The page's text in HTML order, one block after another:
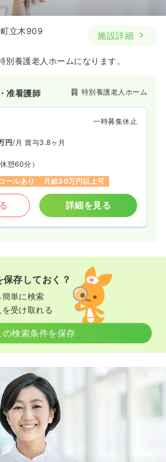
立木909 施設詳細
別養護老人ホームになります。
准看護師 特別養護老人ホーム
一時募集休止
円/月 賞与3.8ヶ月
休憩60分）
ールあり 月給30万円以上可
詳細を見る
存しておく？
単に検索
受け取れる
の検索条件を保存